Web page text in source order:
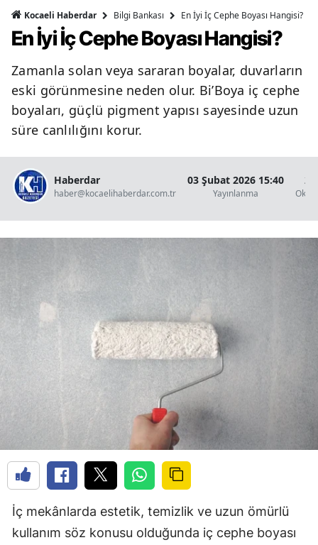
Kocaeli Haberdar Bilgi Bankası En İyi İç Cephe Boyası Hangisi?
En İyi İç Cephe Boyası Hangisi?
Zamanla solan veya sararan boyalar, duvarların
eski görünmesine neden olur. Bi’Boya iç cephe
boyaları, güçlü pigment yapısı sayesinde uzun
süre canlılığını korur.
Haberdar
haber@kocaelihaberdar.com.tr
03 Şubat 2026 15:40
Yayınlanma
2
İç mekânlarda estetik, temizlik ve uzun ömürlü
kullanım söz konusu olduğunda iç cephe boyası